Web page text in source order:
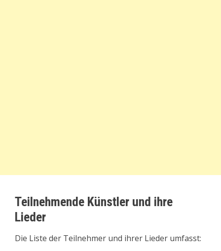
Teilnehmende Künstler und ihre
Lieder
Die Liste der Teilnehmer und ihrer Lieder umfasst: